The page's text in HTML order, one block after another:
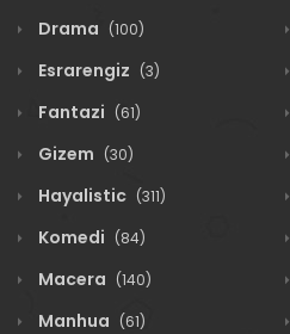
Drama (100)
Esrarengiz (3)
Fantazi (61)
Gizem (30)
Hayalistic (311)
Komedi (84)
Macera (140)
Manhua (61)